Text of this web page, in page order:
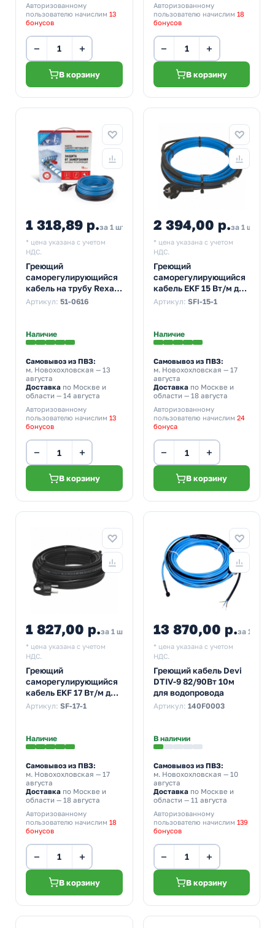
Авторизованному
пользователю начислим 13
бонусов
− +
В корзину
Авторизованному
пользователю начислим 18
бонусов
− +
В корзину
1 318,89 р.за 1 шт
* цена указана с учетом
НДС.
Греющий
саморегулирующийся
кабель на трубу Rexant
15MSR-PB 2M
Артикул: 51-0616
Наличие
Самовывоз из ПВЗ:
м. Новохохловская — 13
августа
Доставка по Москве и
области — 14 августа
Авторизованному
пользователю начислим 13
бонусов
− +
В корзину
2 394,00 р.за 1 шт
* цена указана с учетом
НДС.
Греющий
саморегулирующийся
кабель EKF 15 Вт/м для
обогрева
Артикул: SFI-15-1
Наличие
Самовывоз из ПВЗ:
м. Новохохловская — 17
августа
Доставкапо Москве и
области — 18 августа
Авторизованному
пользователю начислим 24
бонуса
− +
В корзину
1 827,00 р.за 1 шт 2 175,00
* цена указана с учетом
НДС.
Греющий
саморегулирующийся
кабель EKF 17 Вт/м для
обогрева
Артикул: SF-17-1
Наличие
Самовывоз из ПВЗ:
м. Новохохловская — 17
августа
Доставка по Москве и
области — 18 августа
Авторизованному
пользователю начислим 18
бонусов
− +
В корзину
13 870,00 р.за 1 шт
* цена указана с учетом
НДС.
Греющий кабель Devi
DTIV-9 82/90Вт 10м
для водопровода
Артикул: 140F0003
В наличии
Самовывоз из ПВЗ:
м. Новохохловская — 10
августа
Доставкапо Москве и
области — 11 августа
Авторизованному
пользователю начислим 139
бонусов
− +
В корзину